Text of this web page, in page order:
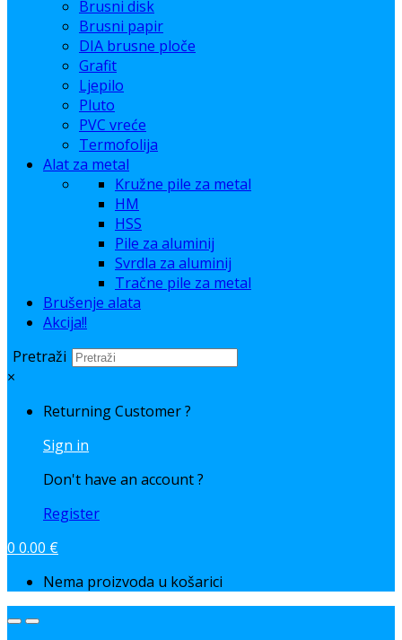
Brusni disk
Brusni papir
DIA brusne ploče
Grafit
Ljepilo
Pluto
PVC vreće
Termofolija
Alat za metal
Kružne pile za metal
HM
HSS
Pile za aluminij
Svrdla za aluminij
Tračne pile za metal
Brušenje alata
Akcija!!
Pretraži
×
Returning Customer ?
Sign in
Don't have an account ?
Register
0 0.00 €
Nema proizvoda u košarici